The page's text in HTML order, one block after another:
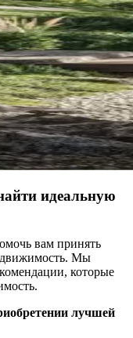
идеальную
вам принять
Мы
которые
лучшей